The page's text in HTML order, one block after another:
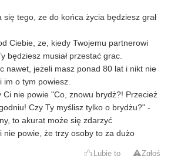
się tego, ze do końca życia będziesz grał
Ciebie, ze, kiedy Twojemu partnerowi
będziesz musiał przestać grac.
nawet, jeżeli masz ponad 80 lat i nikt nie
im o tym powiesz.
Ci nie powie "Co, znowu brydż?! Przecież
Czy Ty myślisz tylko o brydżu?" -
to akurat może się zdarzyć
nie powie, że trzy osoby to za dużo
Lubię to Zgłoś